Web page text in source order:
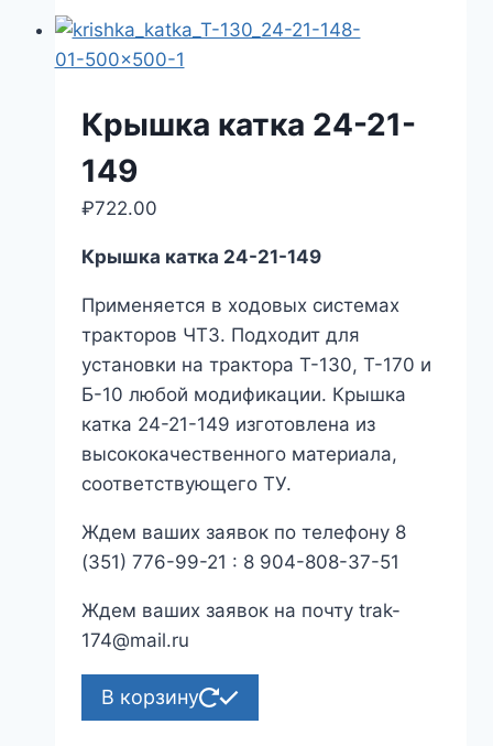
Крышка катка 24-21-
149
₽722.00
Крышка катка 24-21-149
Применяется в ходовых системах
тракторов ЧТЗ. Подходит для
установки на трактора Т-130, Т-170 и
Б-10 любой модификации. Крышка
катка 24-21-149 изготовлена из
высококачественного материала,
соответствующего ТУ.
Ждем ваших заявок по телефону 8
(351) 776-99-21 : 8 904-808-37-51
Ждем ваших заявок на почту trak-
174@mail.ru
В корзину